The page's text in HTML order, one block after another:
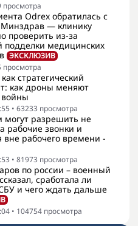
просмотра
Odrex обратилась с
— клинику
проверить из-за
подделки медицинских
ЭКСКЛЮЗИВ
просмотра
стратегический
как дроны меняют
войны
• 63233 просмотра
могут разрешить не
рабочие звонки и
рабочего времени -
• 81973 просмотра
по россии – военный
сработала ли
и чего ждать дальше
• 104754 просмотра